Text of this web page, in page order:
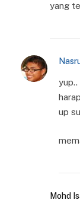
yang
up
Mohd